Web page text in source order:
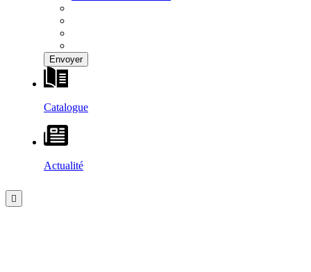
Catalogue
Actualité